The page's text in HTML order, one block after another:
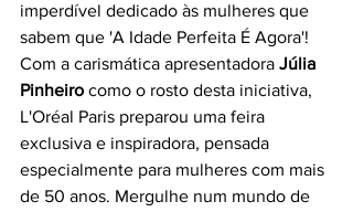
imperdível dedicado às mulheres que
sabem que 'A Idade Perfeita É Agora'!
Com a carismática apresentadora Júlia
Pinheiro como o rosto desta iniciativa,
L'Oréal Paris preparou uma feira
exclusiva e inspiradora, pensada
especialmente para mulheres com mais
de 50 anos. Mergulhe num mundo de